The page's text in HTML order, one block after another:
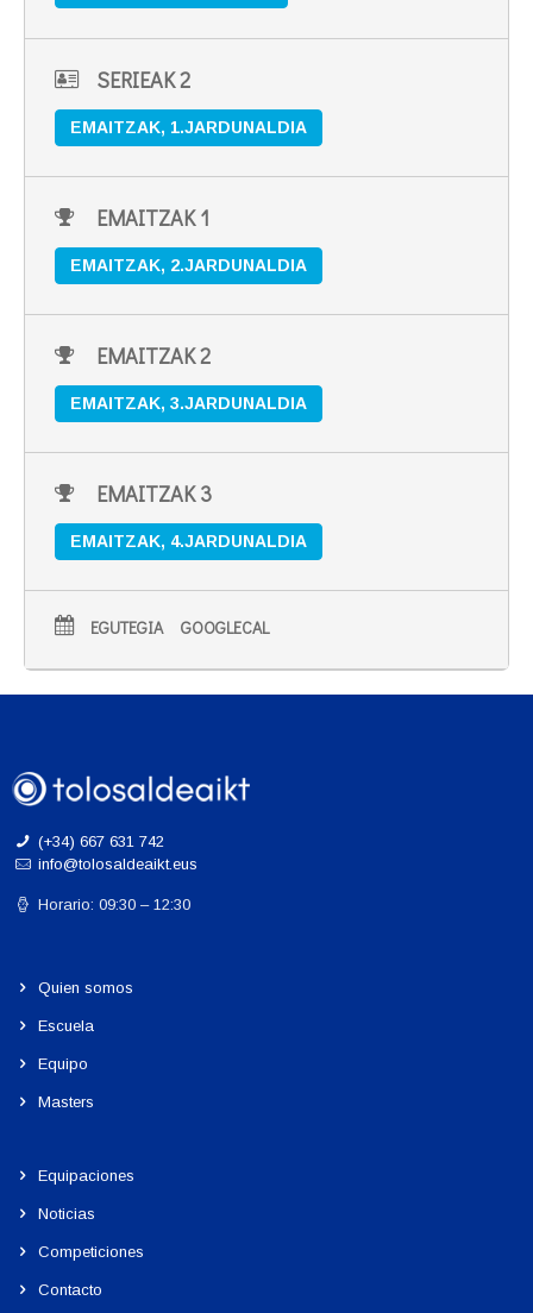
SERIEAK 2
EMAITZAK, 1.JARDUNALDIA
EMAITZAK 1
EMAITZAK, 2.JARDUNALDIA
EMAITZAK 2
EMAITZAK, 3.JARDUNALDIA
EMAITZAK 3
EMAITZAK, 4.JARDUNALDIA
EGUTEGIA GOOGLECAL
(+34) 667 631 742
info@tolosaldeaikt.eus
Horario: 09:30 – 12:30
Quien somos
Escuela
Equipo
Masters
Equipaciones
Noticias
Competiciones
Contacto